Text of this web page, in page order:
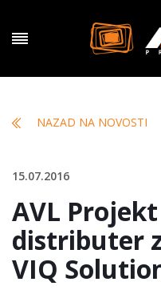
NAZAD NA NOVOSTI
15.07.2016
AVL
distributer
VIQ